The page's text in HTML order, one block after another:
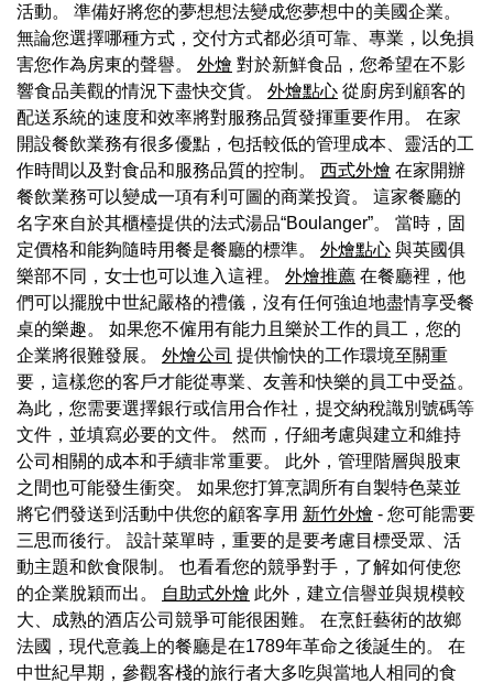
活動。 準備好將您的夢想想法變成您夢想中的美國企業。
無論您選擇哪種方式，交付方式都必須可靠、專業，以免損
害您作為房東的聲譽。 外燴 對於新鮮食品，您希望在不影
響食品美觀的情況下盡快交貨。 外燴點心 從廚房到顧客的
配送系統的速度和效率將對服務品質發揮重要作用。 在家
開設餐飲業務有很多優點，包括較低的管理成本、靈活的工
作時間以及對食品和服務品質的控制。 西式外燴 在家開辦
餐飲業務可以變成一項有利可圖的商業投資。 這家餐廳的
名字來自於其櫃檯提供的法式湯品“Boulanger”。 當時，固
定價格和能夠隨時用餐是餐廳的標準。 外燴點心 與英國俱
樂部不同，女士也可以進入這裡。 外燴推薦 在餐廳裡，他
們可以擺脫中世紀嚴格的禮儀，沒有任何強迫地盡情享受餐
桌的樂趣。 如果您不僱用有能力且樂於工作的員工，您的
企業將很難發展。 外燴公司 提供愉快的工作環境至關重
要，這樣您的客戶才能從專業、友善和快樂的員工中受益。
為此，您需要選擇銀行或信用合作社，提交納稅識別號碼等
文件，並填寫必要的文件。 然而，仔細考慮與建立和維持
公司相關的成本和手續非常重要。 此外，管理階層與股東
之間也可能發生衝突。 如果您打算烹調所有自製特色菜並
將它們發送到活動中供您的顧客享用 新竹外燴 - 您可能需要
三思而後行。 設計菜單時，重要的是要考慮目標受眾、活
動主題和飲食限制。 也看看您的競爭對手，了解如何使您
的企業脫穎而出。
自助式外燴 此外，建立信譽並與規模較
大、成熟的酒店公司競爭可能很困難。 在烹飪藝術的故鄉
法國，現代意義上的餐廳是在1789年革命之後誕生的。 在
中世紀早期，參觀客棧的旅行者大多吃與當地人相同的食